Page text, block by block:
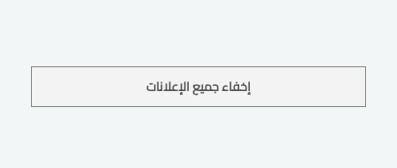
إخفاء جميع الإعلانات